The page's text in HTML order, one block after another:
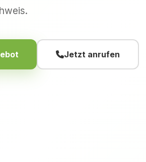
Jetzt anrufen